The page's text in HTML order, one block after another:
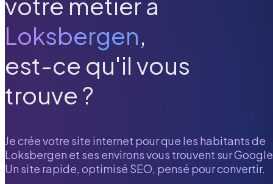
Loksbergen,
est-ce qu'il vous
trouve ?
Je crée votre site internet pour que les habitants de
Loksbergen et ses environs vous trouvent sur
Un site rapide, optimisé SEO, pensé pour convertir.